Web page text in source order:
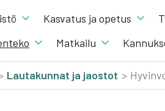
Kas­va­tus ja ope­tus
Mat­kai­lu
Lau­ta­kun­nat ja jaos­tot